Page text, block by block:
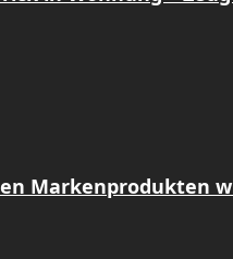
Markenprodukten